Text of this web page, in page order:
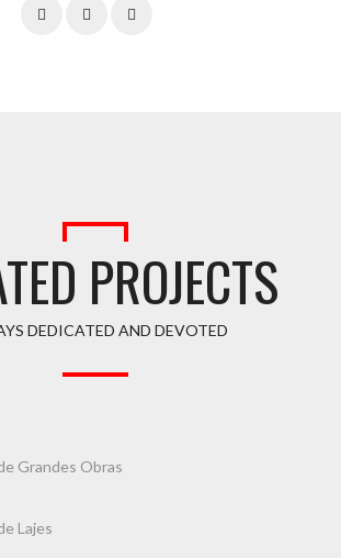
PROJECTS
DEDICATED AND DEVOTED
DE GRANDES OBRAS